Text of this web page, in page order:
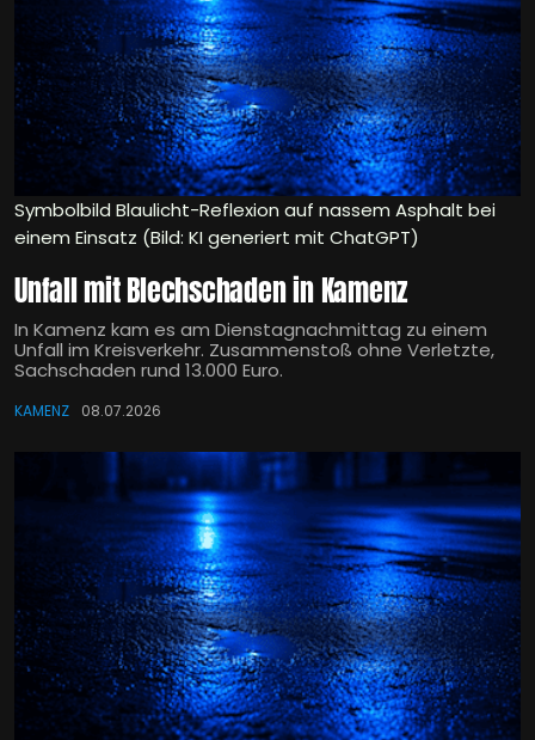
Symbolbild Blaulicht-Reflexion auf nassem Asphalt bei
einem Einsatz (Bild: KI generiert mit ChatGPT)
Unfall mit Blechschaden in Kamenz
In Kamenz kam es am Dienstagnachmittag zu einem
Unfall im Kreisverkehr. Zusammenstoß ohne Verletzte,
Sachschaden rund 13.000 Euro.
KAMENZ 08.07.2026